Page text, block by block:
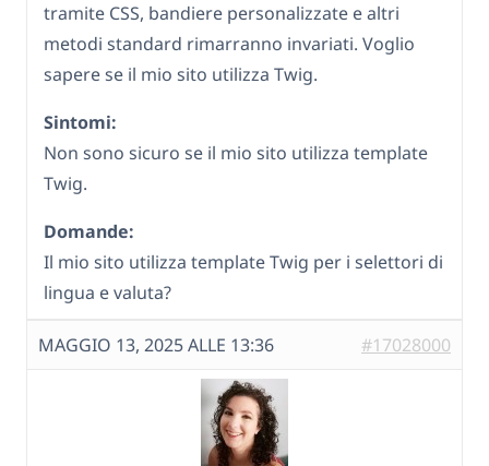
tramite CSS, bandiere personalizzate e altri
metodi standard rimarranno invariati. Voglio
sapere se il mio sito utilizza Twig.
Sintomi:
Non sono sicuro se il mio sito utilizza template
Twig.
Domande:
Il mio sito utilizza template Twig per i selettori di
lingua e valuta?
MAGGIO 13, 2025 ALLE 13:36 #17028000